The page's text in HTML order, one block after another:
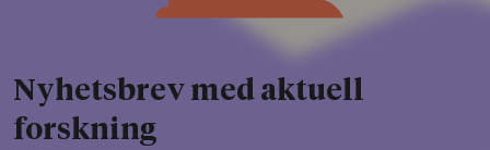
Nyhetsbrev med aktuell
forskning